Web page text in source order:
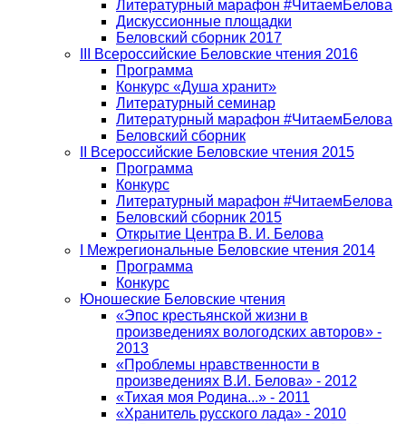
Литературный марафон #ЧитаемБелова
Дискуссионные площадки
Беловский сборник 2017
III Всероссийские Беловские чтения 2016
Программа
Конкурс «Душа хранит»
Литературный семинар
Литературный марафон #ЧитаемБелова
Беловский сборник
II Всероссийские Беловские чтения 2015
Программа
Конкурс
Литературный марафон #ЧитаемБелова
Беловский сборник 2015
Открытие Центра В. И. Белова
I Межрегиональные Беловские чтения 2014
Программа
Конкурс
Юношеские Беловские чтения
«Эпос крестьянской жизни в
произведениях вологодских авторов» -
2013
«Проблемы нравственности в
произведениях В.И. Белова» - 2012
«Тихая моя Родина...» - 2011
«Хранитель русского лада» - 2010